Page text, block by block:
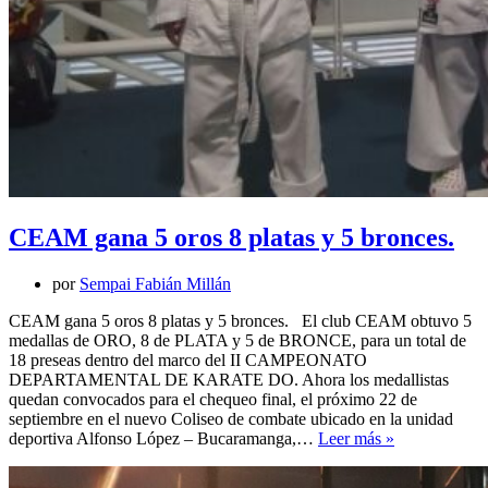
CEAM gana 5 oros 8 platas y 5 bronces.
por Sempai Fabián Millán
CEAM gana 5 oros 8 platas y 5 bronces. El club CEAM obtuvo 5
medallas de ORO, 8 de PLATA y 5 de BRONCE, para un total de
18 preseas dentro del marco del II CAMPEONATO
DEPARTAMENTAL DE KARATE DO. Ahora los medallistas
quedan convocados para el chequeo final, el próximo 22 de
septiembre en el nuevo Coliseo de combate ubicado en la unidad
deportiva Alfonso López – Bucaramanga,… Leer más »